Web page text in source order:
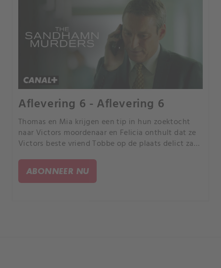
Aflevering 6 - Aflevering 6
Thomas en Mia krijgen een tip in hun zoektocht
naar Victors moordenaar en Felicia onthult dat ze
Victors beste vriend Tobbe op de plaats delict zag.
de avond dat ze weg was.
ABONNEER NU